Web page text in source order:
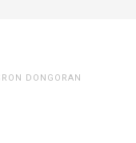
DONGORAN